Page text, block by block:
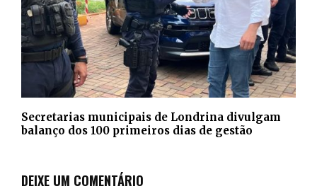
Secretarias municipais de Londrina divulgam
balanço dos 100 primeiros dias de gestão
DEIXE UM COMENTÁRIO